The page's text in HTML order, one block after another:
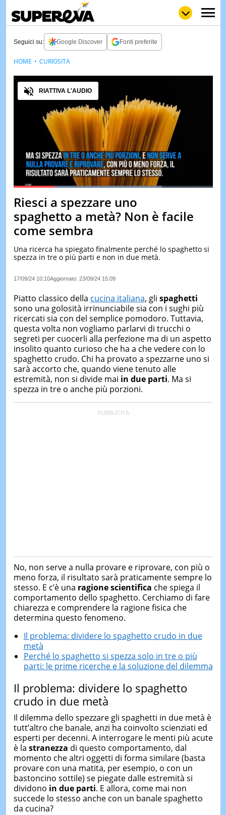
LOLGULP
LOVENEWS
TEST
IERI
Seguici su: Google Discover Fonti preferite
Pause Unmute
Loaded:74.46%
Audio
RIATTIVA L'AUDIO
Riesci a spezzare uno
spaghetto a metà? Non è facile
come sembra
Una ricerca ha spiegato finalmente perché lo spaghetto si
spezza in tre o più parti e non in due metà.
17/09/24 10:10Aggiornato: 23/09/24 15:09
HOME CURIOSITÀ
Piatto classico della cucina italiana, gli spaghetti
sono una golosità irrinunciabile sia con i sughi più
ricercati sia con del semplice pomodoro. Tuttavia,
questa volta non vogliamo parlarvi di trucchi o
segreti per cuocerli alla perfezione ma di un aspetto
insolito quanto curioso che ha a che vedere con lo
spaghetto crudo. Chi ha provato a spezzarne uno si
sarà accorto che, quando viene tenuto alle
estremità, non si divide mai in due parti. Ma si
spezza in tre o anche più porzioni.
No, non serve a nulla provare e riprovare, con più o
meno forza, il risultato sarà praticamente sempre lo
stesso. E c’è una ragione scientifica che spiega il
comportamento dello spaghetto. Cerchiamo di fare
chiarezza e comprendere la ragione fisica che
determina questo fenomeno.
Il problema: dividere lo spaghetto crudo in due
metà
Perché lo spaghetto si spezza solo in tre o più
parti: le prime ricerche e la soluzione del dilemma
Il problema: dividere lo spaghetto
crudo in due metà
Il dilemma dello spezzare gli spaghetti in due metà è
tutt’altro che banale, anzi ha coinvolto scienziati ed
esperti per decenni. A interrogare le menti più acute
è la stranezza di questo comportamento, dal
momento che altri oggetti di forma similare (basta
provare con una matita, per esempio, o con un
bastoncino sottile) se piegate dalle estremità si
dividono in due parti. E allora, come mai non
succede lo stesso anche con un banale spaghetto
da cucina?